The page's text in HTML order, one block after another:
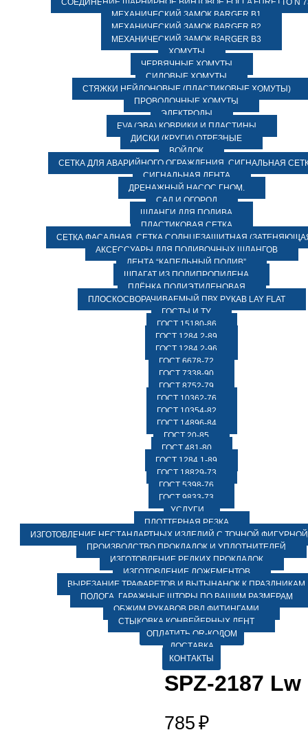
СОЕДИНЕНИЕ ШАРНИРНОЕ ВИНТОВОЕ FOLLA FURETTO N
МЕХАНИЧЕСКИЙ ЗАМОК BARGER B1
МЕХАНИЧЕСКИЙ ЗАМОК BARGER B2
МЕХАНИЧЕСКИЙ ЗАМОК BARGER B3
ХОМУТЫ
ЧЕРВЯЧНЫЕ ХОМУТЫ
СИЛОВЫЕ ХОМУТЫ
СТЯЖКИ НЕЙЛОНОВЫЕ (ПЛАСТИКОВЫЕ ХОМУТЫ)
ПРОВОЛОЧНЫЕ ХОМУТЫ
ЭЛЕКТРОДЫ
EVA (ЭВА) КОВРИКИ И ПЛАСТИНЫ
ДИСКИ (КРУГИ) ОТРЕЗНЫЕ
ВОЙЛОК
СЕТКА ДЛЯ АВАРИЙНОГО ОГРАЖДЕНИЯ, СИГНАЛЬНАЯ
СИГНАЛЬНАЯ ЛЕНТА
ДРЕНАЖНЫЙ НАСОС ГНОМ.
САД И ОГОРОД
ШЛАНГИ ДЛЯ ПОЛИВА
ПЛАСТИКОВАЯ СЕТКА
СЕТКА ФАСАДНАЯ. СЕТКА СОЛНЦЕЗАЩИТНАЯ
АКСЕССУАРЫ ДЛЯ ПОЛИВОЧНЫХ ШЛАНГОВ
ЛЕНТА “КАПЕЛЬНЫЙ ПОЛИВ”
ШПАГАТ ИЗ ПОЛИПРОПИЛЕНА
ПЛЁНКА ПОЛИЭТИЛЕНОВАЯ
ПЛОСКОСВОРАЧИВАЕМЫЙ ПВХ РУКАВ LAY FLAT
ГОСТЫ И ТУ
ГОСТ 15180-86
ГОСТ 1284.2-89
ГОСТ 1284.2-96
ГОСТ 6678-72
ГОСТ 7338-90
ГОСТ 8752-79
ГОСТ 10362-76
ГОСТ 10354-82
ГОСТ 14896-84
ГОСТ 20-85
ГОСТ 481-80
ГОСТ 1284.1-89
ГОСТ 18829-73
ГОСТ 5398-76
ГОСТ 9833-73
УСЛУГИ
ПЛОТТЕРНАЯ РЕЗКА
ИЗГОТОВЛЕНИЕ НЕСТАНДАРТНЫХ ИЗДЕЛИЙ С ТОЧНОЙ ФИГУРНОЙ
ПРОИЗВОДСТВО ПРОКЛАДОК И УПЛОТНИТЕЛЕЙ
ИЗГОТОВЛЕНИЕ РЕДКИХ ПРОКЛАДОК
ИЗГОТОВЛЕНИЕ ЛОЖЕМЕНТОВ
ВЫРЕЗАНИЕ ТРАФАРЕТОВ И ВЫТЫНАНОК К ПРАЗДНИКАМ
ПОЛОГА, ГАРАЖНЫЕ ШТОРЫ ПО ВАШИМ РАЗМЕРАМ
ОБЖИМ РУКАВОВ РВД ФИТИНГАМИ
СТЫКОВКА КОНВЕЙЕРНЫХ ЛЕНТ
ОПЛАТИТЬ QR-КОДОМ
ДОСТАВКА
КОНТАКТЫ
SPZ-2187
785 ₽